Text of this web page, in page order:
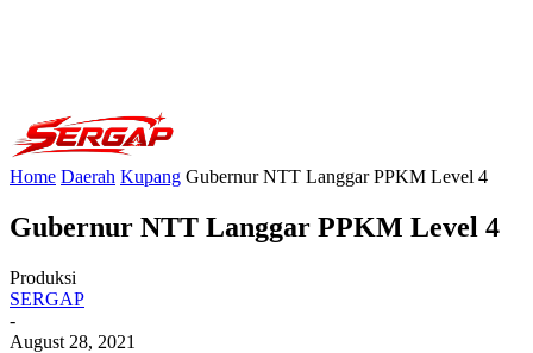
Home Daerah Kupang Gubernur NTT Langgar PPKM Level 4
Gubernur NTT Langgar PPKM Level 4
Produksi
SERGAP
-
August 28, 2021